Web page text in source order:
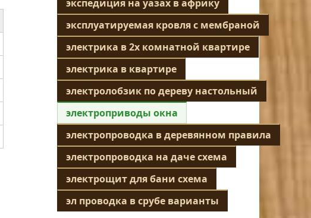
экспедиция на уазах в африку
эксплуатируемая кровля с мембраной
электрика в 2х комнатной квартире
электрика в квартире
электролобзик по дереву настольный
электроприводы окна
электропроводка в деревянном правила
электропроводка на даче схема
электрощит для бани схема
эл проводка в срубе варианты